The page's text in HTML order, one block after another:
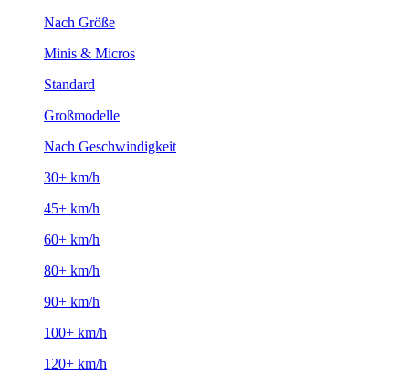
Nach Größe
Minis & Micros
Standard
Großmodelle
Nach Geschwindigkeit
30+ km/h
45+ km/h
60+ km/h
80+ km/h
90+ km/h
100+ km/h
120+ km/h